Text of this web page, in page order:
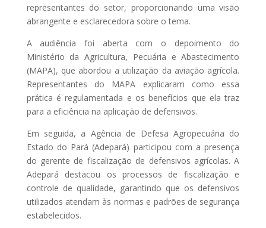
representantes do setor, proporcionando uma visão
abrangente e esclarecedora sobre o tema.
A audiência foi aberta com o depoimento do
Ministério da Agricultura, Pecuária e Abastecimento
(MAPA), que abordou a utilização da aviação agrícola.
Representantes do MAPA explicaram como essa
prática é regulamentada e os benefícios que ela traz
para a eficiência na aplicação de defensivos.
Em seguida, a Agência de Defesa Agropecuária do
Estado do Pará (Adepará) participou com a presença
do gerente de fiscalização de defensivos agrícolas. A
Adepará destacou os processos de fiscalização e
controle de qualidade, garantindo que os defensivos
utilizados atendam às normas e padrões de segurança
estabelecidos.